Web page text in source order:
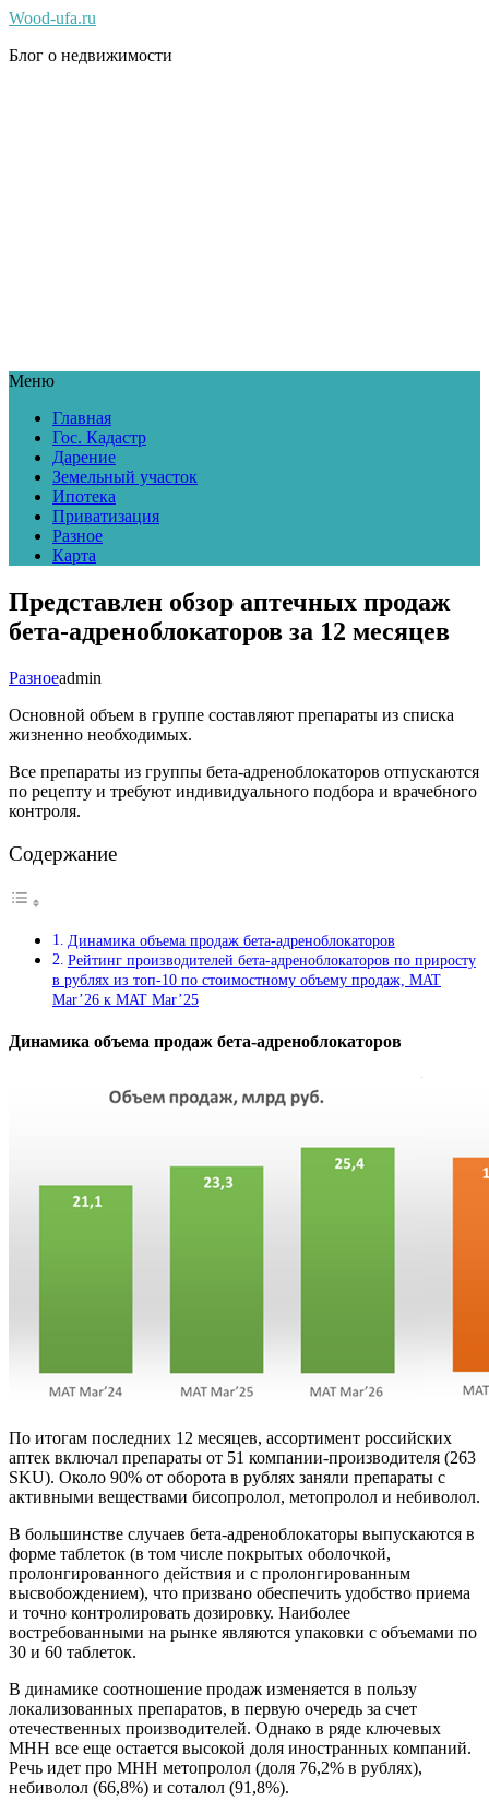
Wood-ufa.ru
Блог о недвижимости
Меню
Главная
Гос. Кадастр
Дарение
Земельный участок
Ипотека
Приватизация
Разное
Карта
Представлен обзор аптечных продаж
бета-адреноблокаторов за 12 месяцев
Разноеadmin
Основной объем в группе составляют препараты из списка
жизненно необходимых.
Все препараты из группы бета-адреноблокаторов отпускаются
по рецепту и требуют индивидуального подбора и врачебного
контроля.
Содержание
Динамика объема продаж бета-адреноблокаторов
Рейтинг производителей бета-адреноблокаторов по приросту
в рублях из топ-10 по стоимостному объему продаж, MAT
Mar’26 к MAT Mar’25
Динамика объема продаж бета-адреноблокаторов
По итогам последних 12 месяцев, ассортимент российских
аптек включал препараты от 51 компании-производителя (263
SKU). Около 90% от оборота в рублях заняли препараты с
активными веществами бисопролол, метопролол и небиволол.
В большинстве случаев бета-адреноблокаторы выпускаются в
форме таблеток (в том числе покрытых оболочкой,
пролонгированного действия и с пролонгированным
высвобождением), что призвано обеспечить удобство приема
и точно контролировать дозировку. Наиболее
востребованными на рынке являются упаковки с объемами по
30 и 60 таблеток.
В динамике соотношение продаж изменяется в пользу
локализованных препаратов, в первую очередь за счет
отечественных производителей. Однако в ряде ключевых
МНН все еще остается высокой доля иностранных компаний.
Речь идет про МНН метопролол (доля 76,2% в рублях),
небиволол (66,8%) и соталол (91,8%).